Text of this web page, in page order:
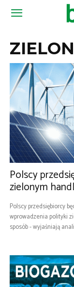
Magazyn
Polscy
zielonym
Polscy przedsiębiorcy
wprowadzenia polityki
sposób - wyjaśniają